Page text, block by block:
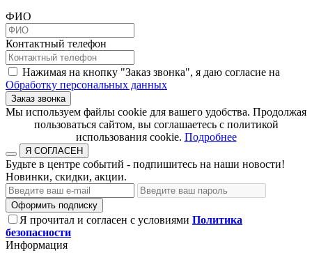
ФИО
Контактный телефон
Нажимая на кнопку "Заказ звонка", я даю согласие на
Обработку персональных данных
Заказ звонка
​​​​​​​Мы используем файлы cookie для вашего удобства. Продолжая
пользоваться сайтом, вы соглашаетесь с политикой
использования cookie.​​​​​​​ Подробнее
Я СОГЛАСЕН
Будьте в центре событий - подпишитесь на наши новости!
Новинки, скидки, акции.
Оформить подписку
Я прочитал и согласен с условиями Политика
безопасности
Информация